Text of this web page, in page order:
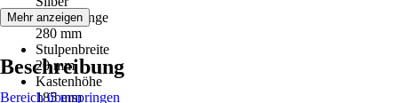
Stulpenlänge
280 mm
Stulpenbreite
20 mm
Kastenhöhe
185 mm
Mehr anzeigen
Beschreibung
Bereich überspringen